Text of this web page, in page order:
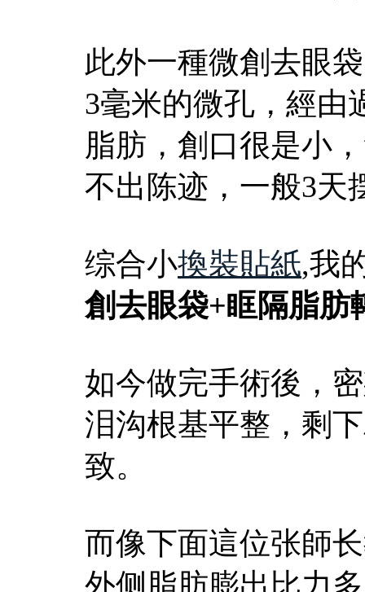
此外一種微創去眼
3毫米的微孔，經由
脂肪，創口很是小
不出陈迹，一般3天
综合小換裝貼紙,我
創去眼袋+眶隔脂肪
如今做完手術後，
泪沟根基平整，剩
致。
而像下面這位张師
外侧脂肪膨出比力